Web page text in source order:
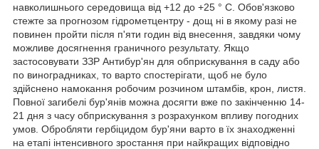
навколишнього середовища від +12 до +25 ° С. Обов'язково
стежте за прогнозом гідрометцентру - дощ ні в якому разі не
повинен пройти після п'яти годин від внесення, завдяки чому
можливе досягнення граничного результату. Якщо
застосовувати ЗЗР Антибур'ян для обприскування в саду або
по виноградниках, то варто спостерігати, щоб не було
здійснено намокання робочим розчином штамбів, крон, листя.
Повної загибелі бур'янів можна досягти вже по закінченню 14-
21 дня з часу обприскування з розрахунком впливу погодних
умов. Обробляти гербіцидом бур'яни варто в їх знаходженні
на етапі інтенсивного зростання при найкращих відповідно